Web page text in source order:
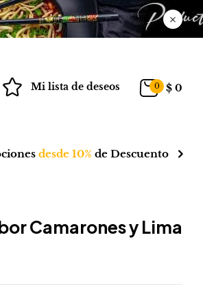
Mi lista de deseos 0 $ 0
desde 10% de Descuento
Camarones y Lima